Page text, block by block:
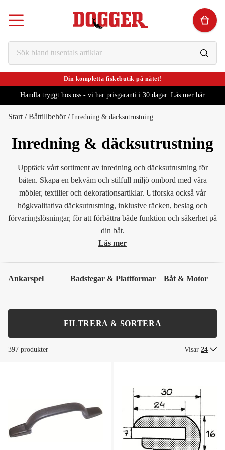
Din kompletta fiskebutik på nätet!
Handla tryggt hos oss - vi har prisgaranti i 30 dagar. Läs mer här
Start /Båttillbehör/ Inredning & däcksutrustning
Inredning & däcksutrustning
Upptäck vårt sortiment av inredning och däcksutrustning för
båten. Skapa en bekväm och stilfull miljö ombord med våra
möbler, textilier och dekorationsartiklar. Utforska också vår
högkvalitativa däcksutrustning, inklusive räcken, beslag och
förvaringslösningar, för att förbättra både funktion och säkerhet på
din båt.
Läs mer
Ankarspel Badstegar & Plattformar Båt & Motor
FILTRERA & SORTERA
397 produkter Visar 24